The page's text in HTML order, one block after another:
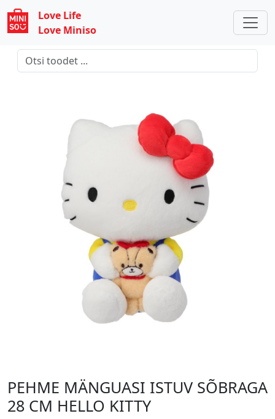
Love Life
Love Miniso
PEHME MÄNGUASI ISTUV SÕBRAGA
28 CM HELLO KITTY